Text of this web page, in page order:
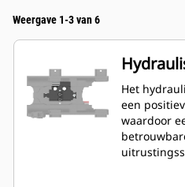
Weergave 1-3 van 6
Het
een
waardoor